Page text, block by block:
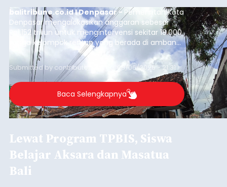
balitribune.co.id I Denpasar - Pemerintah Kota
Denpasar mengalokasikan anggaran sebesar
Rp1,152 triliun untuk mengintervensi sekitar 18.000
warga kelompok rentan yang berada di ambang
garis kemiskinan. Langkah strategis ini diambil
guna menjaga masyarakat yang berada pada
kelompok desil 5 dan 6 tersebut agar tidak
merosot ke kategori miskin.
Submitted by contributor Thu, 08/06/2026 - 21:31
Baca Selengkapnya
Lewat Program TPBIS, Siswa
Belajar Aksara dan Masatua
Bali